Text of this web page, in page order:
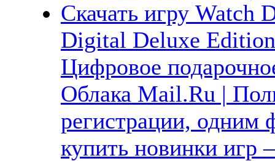
Скачать игру
Digital Deluxe
Цифровое
Облака Mail.Ru |
регистрации, одним
купить новинки